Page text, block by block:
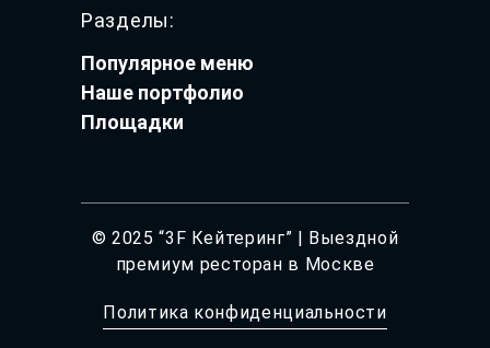
Разделы:
Популярное меню
Наше портфолио
Площадки
© 2025 “3F Кейтеринг” | Выездной
премиум ресторан в Москве
Политика конфиденциальности